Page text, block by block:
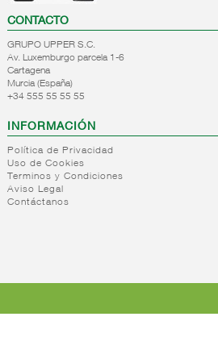
CONTACTO
GRUPO UPPER S.C.
Av. Luxemburgo parcela 1-6
Cartagena
Murcia (España)
+34 555 55 55 55
INFORMACIÓN
Política de Privacidad
Uso de Cookies
Terminos y Condiciones
Aviso Legal
Contáctanos